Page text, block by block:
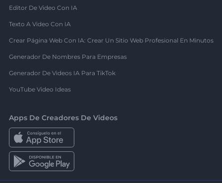
Editor De Video Con IA
Texto A Video Con IA
Crear Página Web Con IA: Crear Un Sitio Web Profesional En Minutos
Generador De Nombres Para Empresas
Generador De Videos IA Para TikTok
YouTube Video Ideas
Apps De Creadores De Videos